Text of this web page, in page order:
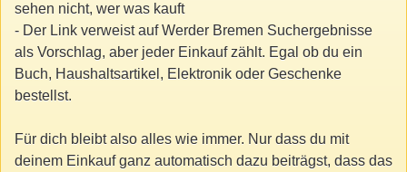
sehen nicht, wer was kauft
- Der Link verweist auf Werder Bremen Suchergebnisse
als Vorschlag, aber jeder Einkauf zählt. Egal ob du ein
Buch, Haushaltsartikel, Elektronik oder Geschenke
bestellst.
Für dich bleibt also alles wie immer. Nur dass du mit
deinem Einkauf ganz automatisch dazu beiträgst, dass das